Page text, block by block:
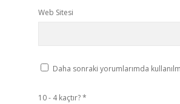
Web Sitesi
Daha sonraki yorumlarımda
10 - 4 kaçtır?*